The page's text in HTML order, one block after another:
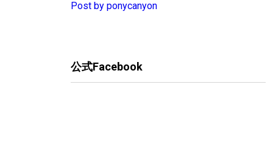
Post by ponycanyon
公式Facebook